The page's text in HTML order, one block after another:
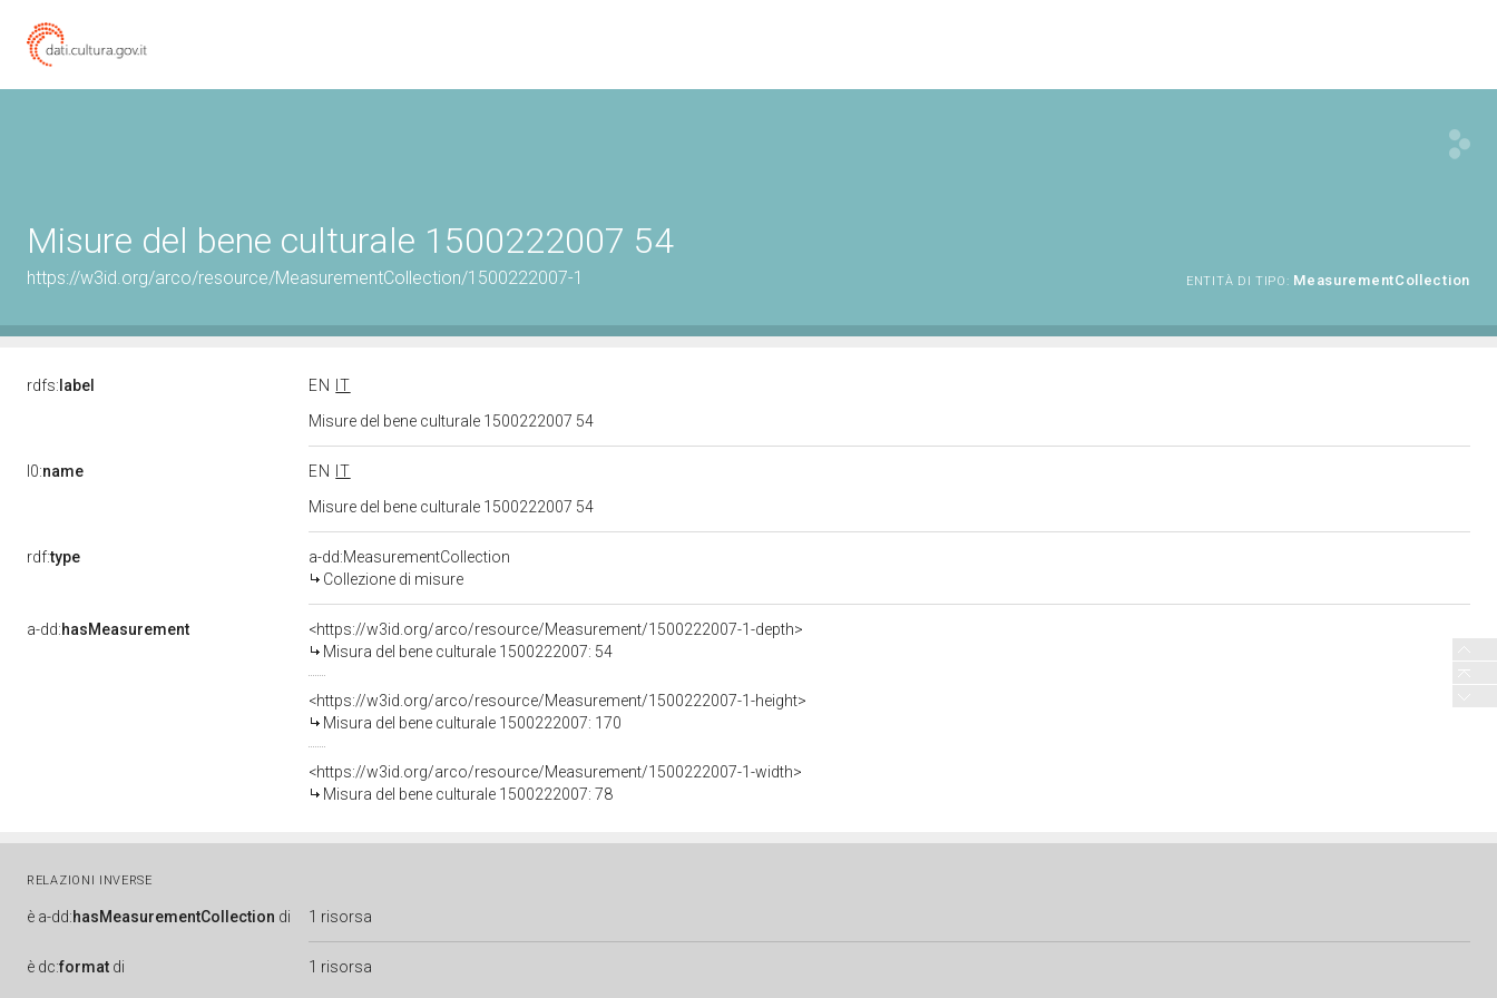
Misure del bene culturale 1500222007 54
https://w3id.org/arco/resource/MeasurementCollection/1500222007-1 ENTITÀ DI TIPO: MeasurementCollection
rdfs: label EN
IT
Misure del bene culturale 1500222007 54
l0:name EN
IT
Misure del bene culturale 1500222007 54
rdf:type
a-dd:MeasurementCollection
Collezione di misure
a-dd:hasMeasurement
<https://w3id.org/arco/resource/Measurement/1500222007-1-depth>
Misura del bene culturale 1500222007: 54
<https://w3id.org/arco/resource/Measurement/1500222007-1-height>
Misura del bene culturale 1500222007: 170
<https://w3id.org/arco/resource/Measurement/1500222007-1-width>
Misura del bene culturale 1500222007: 78
RELAZIONI INVERSE
è a-dd:hasMeasurementCollection di 1 risorsa
è dc:format di 1 risorsa